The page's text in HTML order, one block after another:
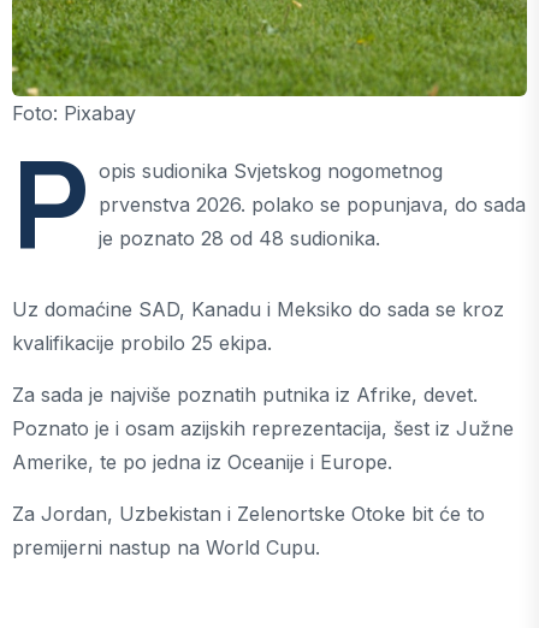
Foto: Pixabay
P opis sudionika Svjetskog nogometnog
prvenstva 2026. polako se popunjava, do sada
je poznato 28 od 48 sudionika.
Uz domaćine SAD, Kanadu i Meksiko do sada se kroz
kvalifikacije probilo 25 ekipa.
Za sada je najviše poznatih putnika iz Afrike, devet.
Poznato je i osam azijskih reprezentacija, šest iz Južne
Amerike, te po jedna iz Oceanije i Europe.
Za Jordan, Uzbekistan i Zelenortske Otoke bit će to
premijerni nastup na World Cupu.